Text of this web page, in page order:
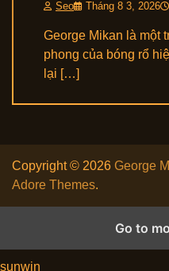
Seo Tháng 8 3, 2026
George Mikan là một
phong của bóng rổ
lại […]
Copyright © 2026 George
Adore Themes.
Go to
sunwin